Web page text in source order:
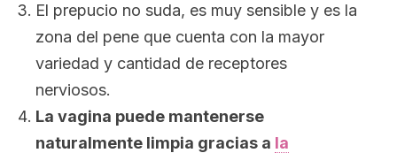
El prepucio no suda, es muy sensible y es la
zona del pene que cuenta con la mayor
variedad y cantidad de receptores
nerviosos.
La vagina puede mantenerse
naturalmente limpia gracias a la